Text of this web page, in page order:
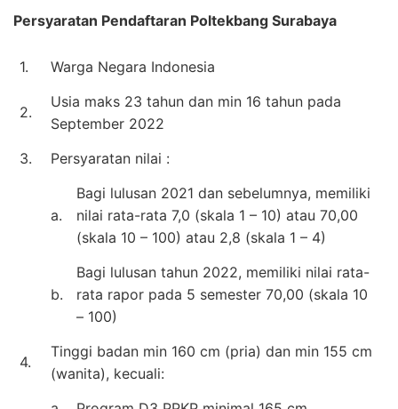
Persyaratan Pendaftaran Poltekbang Surabaya
1. Warga Negara Indonesia
2.
Usia maks 23 tahun dan min 16 tahun pada
September 2022
3.
Persyaratan nilai :
a.
Bagi lulusan 2021 dan sebelumnya, memiliki
nilai rata-rata 7,0 (skala 1 – 10) atau 70,00
(skala 10 – 100) atau 2,8 (skala 1 – 4)
b.
Bagi lulusan tahun 2022, memiliki nilai rata-
rata rapor pada 5 semester 70,00 (skala 10
– 100)
4.
Tinggi badan min 160 cm (pria) dan min 155 cm
(wanita), kecuali: